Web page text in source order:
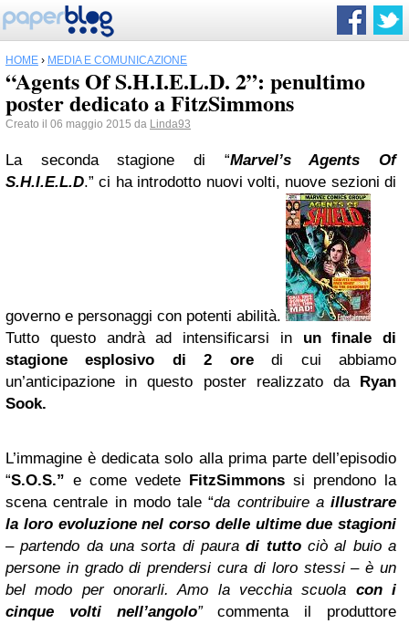
HOME › MEDIA E COMUNICAZIONE
“Agents Of S.H.I.E.L.D. 2”: penultimo
poster dedicato a FitzSimmons
Creato il 06 maggio 2015 da Linda93
La seconda stagione di “Marvel’s Agents Of
S.H.I.E.L.D.” ci ha introdotto nuovi volti, nuove sezioni di
governo e personaggi con potenti abilità.
Tutto questo andrà ad intensificarsi in un finale di
stagione esplosivo di 2 oredi cui abbiamo
un’anticipazione in questo poster realizzato da Ryan
Sook.
L’immagine è dedicata solo alla prima parte dell’episodio
“S.O.S.” e come vedete FitzSimmons si prendono la
scena centrale in modo tale “da contribuire a illustrare
la loro evoluzione nel corso delle ultime due stagioni
– partendo da una sorta di pauradi tuttociò al buio a
persone in grado di prendersi cura di loro stessi – è un
bel modo per onorarli. Amo la vecchia scuola con i
cinque volti nell’angolo”commenta il produttore